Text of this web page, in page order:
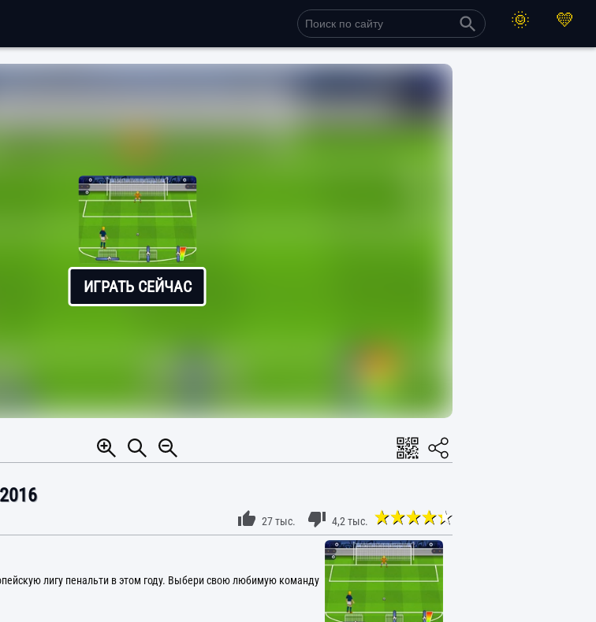
ИГРАТЬ СЕЙЧАС
27 тыс. 4,2 тыс.
лигу пенальти в этом году. Выбери свою любимую команду